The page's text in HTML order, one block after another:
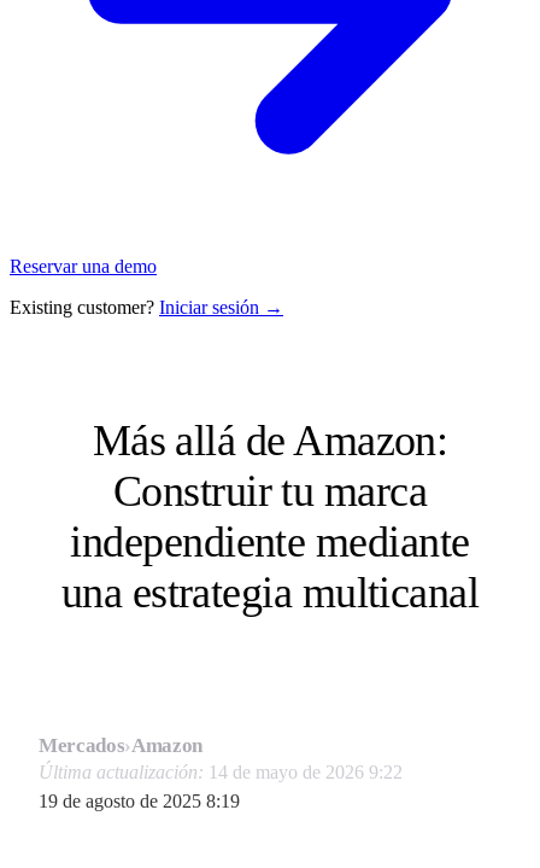
Reservar una demo
Existing customer? Iniciar sesión →
Más allá de Amazon:
Construir tu marca
independiente mediante
una estrategia multicanal
Mercados›Amazon
Última actualización: 14 de mayo de 2026 9:22
19 de agosto de 2025 8:19